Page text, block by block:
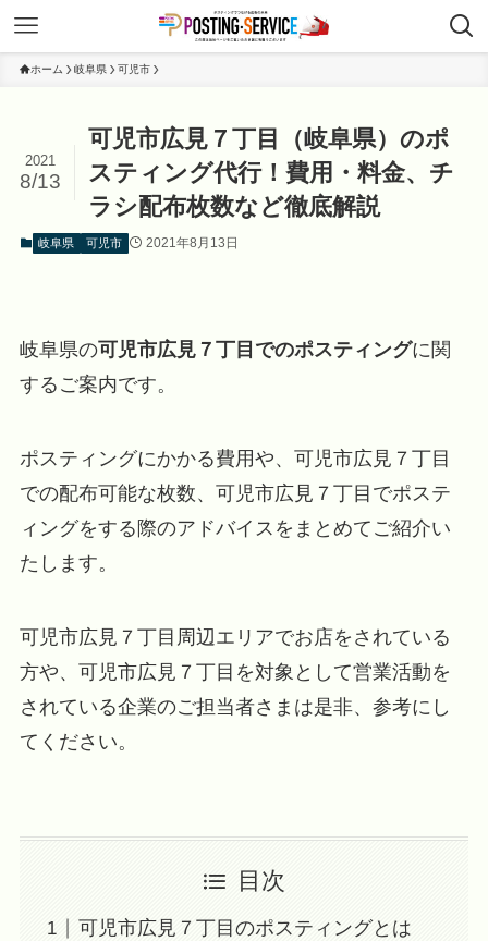
ホーム 岐阜県 可児市
可児市広見７丁目（岐阜県）のポ
スティング代行！費用・料金、チ
ラシ配布枚数など徹底解説
2021
8/13
岐阜県 可児市 2021年8月13日
岐阜県の可児市広見７丁目でのポスティングに関
するご案内です。
ポスティングにかかる費用や、可児市広見７丁目
での配布可能な枚数、可児市広見７丁目でポステ
ィングをする際のアドバイスをまとめてご紹介い
たします。
可児市広見７丁目周辺エリアでお店をされている
方や、可児市広見７丁目を対象として営業活動を
されている企業のご担当者さまは是非、参考にし
てください。
目次
可児市広見７丁目のポスティングとは